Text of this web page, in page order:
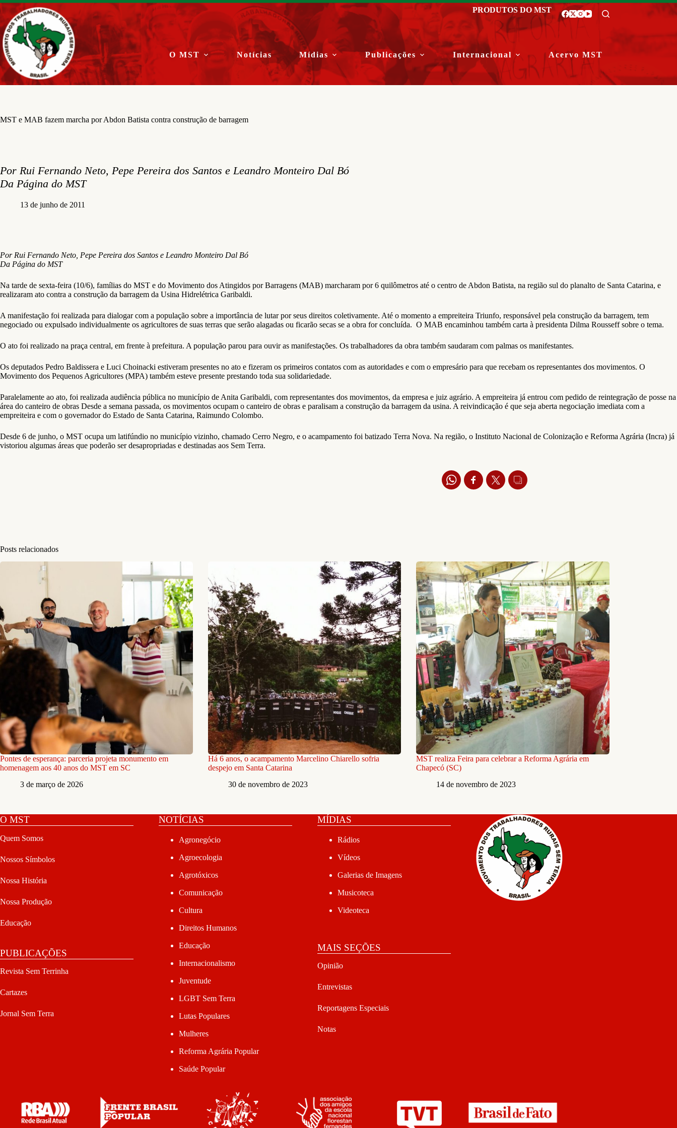
Pular
para
o
conteúdo
PRODUTOS DO MST
O MST Notícias Mídias Publicações Internacional Acervo MST
MST e MAB fazem marcha por Abdon Batista contra construção de barragem
Por Rui Fernando Neto, Pepe Pereira dos Santos e Leandro Monteiro Dal Bó
Da Página do MST
13 de junho de 2011
Por Rui Fernando Neto, Pepe Pereira dos Santos e Leandro Monteiro Dal Bó
Da Página do MST
Na tarde de sexta-feira (10/6), famílias do MST e do Movimento dos Atingidos por Barragens (MAB) marcharam por 6 quilômetros até o centro de Abdon Batista, na região sul do planalto de Santa Catarina, e
realizaram ato contra a construção da barragem da Usina Hidrelétrica Garibaldi.
A manifestação foi realizada para dialogar com a população sobre a importância de lutar por seus direitos coletivamente. Até o momento a empreiteira Triunfo, responsável pela construção da barragem, tem
negociado ou expulsado individualmente os agricultores de suas terras que serão alagadas ou ficarão secas se a obra for concluída. O MAB encaminhou também carta à presidenta Dilma Rousseff sobre o tema.
O ato foi realizado na praça central, em frente à prefeitura. A população parou para ouvir as manifestações. Os trabalhadores da obra também saudaram com palmas os manifestantes.
Os deputados Pedro Baldissera e Luci Choinacki estiveram presentes no ato e fizeram os primeiros contatos com as autoridades e com o empresário para que recebam os representantes dos movimentos. O
Movimento dos Pequenos Agricultores (MPA) também esteve presente prestando toda sua solidariedade.
Paralelamente ao ato, foi realizada audiência pública no município de Anita Garibaldi, com representantes dos movimentos, da empresa e juiz agrário. A empreiteira já entrou com pedido de reintegração de posse na
área do canteiro de obras Desde a semana passada, os movimentos ocupam o canteiro de obras e paralisam a construção da barragem da usina. A reivindicação é que seja aberta negociação imediata com a
empreiteira e com o governador do Estado de Santa Catarina, Raimundo Colombo.
Desde 6 de junho, o MST ocupa um latifúndio no município vizinho, chamado Cerro Negro, e o acampamento foi batizado Terra Nova. Na região, o Instituto Nacional de Colonização e Reforma Agrária (Incra) já
vistoriou algumas áreas que poderão ser desapropriadas e destinadas aos Sem Terra.
Posts relacionados
Pontes de esperança: parceria projeta monumento em
homenagem aos 40 anos do MST em SC
3 de março de 2026
Há 6 anos, o acampamento Marcelino Chiarello sofria
despejo em Santa Catarina
30 de novembro de 2023
MST realiza Feira para celebrar a Reforma Agrária em
Chapecó (SC)
14 de novembro de 2023
O MST
Quem Somos
Nossos Símbolos
Nossa História
Nossa Produção
Educação
PUBLICAÇÕES
Revista Sem Terrinha
Cartazes
Jornal Sem Terra
NOTÍCIAS
Agronegócio
Agroecologia
Agrotóxicos
Comunicação
Cultura
Direitos Humanos
Educação
Internacionalismo
Juventude
LGBT Sem Terra
Lutas Populares
Mulheres
Reforma Agrária Popular
Saúde Popular
MÍDIAS
Rádios
Vídeos
Galerias de Imagens
Musicoteca
Videoteca
MAIS SEÇÕES
Opinião
Entrevistas
Reportagens Especiais
Notas